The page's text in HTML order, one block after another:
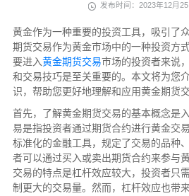
发布时间：2023年12月
黄金作为一种重要的投资工具，吸引了
期货交易作为黄金市场中的一种投资方
要进入黄金期货交易市场的投资者来说
和交易技巧是至关重要的。本文将为您
识，帮助您更好地理解和应用黄金期货交
首先，了解黄金期货交易的基本概念是
易是指投资者通过期货合约进行黄金交
标准化的金融工具，规定了交易的品种
者可以通过买入或卖出期货合约来参与
交易的特点是杠杆效应较大，投资者只
制更大的交易量。然而，杠杆效应也带